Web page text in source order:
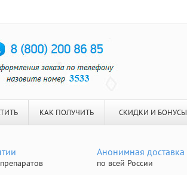
КАК ПОЛУЧИТЬ СКИДКИ И БОНУСЫ
Анонимная доставка
по всей России